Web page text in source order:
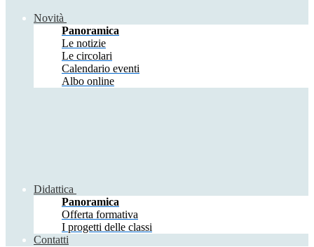
Novità
Panoramica
Le notizie
Le circolari
Calendario eventi
Albo online
Didattica
Panoramica
Offerta formativa
I progetti delle classi
Contatti